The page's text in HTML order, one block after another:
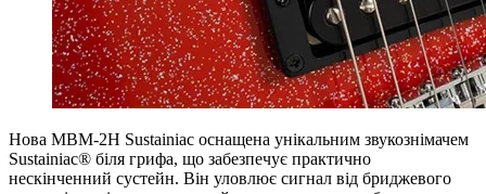
Нова MBM-2H Sustainiac оснащена унікальним звукознімачем
Sustainiac® біля грифа, що забезпечує практично
нескінченний сустейн. Він уловлює сигнал від бриджевого